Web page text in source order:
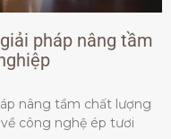
pháp nâng tầm
nâng tầm chất lượng
công nghệ ép tươi